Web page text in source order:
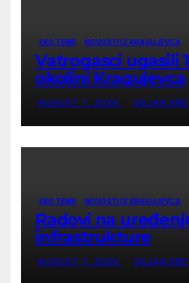
EKO TEME NOVOSTI IZ KRAGUJEVCA
Vatrogasci ugasili
okolini Kragujevca
AUGUST 7, 2026 DEJAN
EKO TEME NOVOSTI IZ KRAGUJEVCA
Radovi na
infrastrukture
AUGUST 7, 2026 DEJAN